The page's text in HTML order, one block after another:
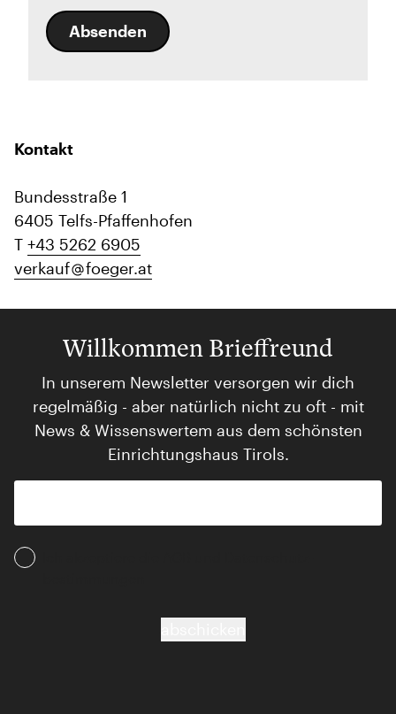
Absenden
Kontakt
Bundesstraße 1
6405 Telfs-Pfaffenhofen
T +43 5262 6905
verkauf
foeger.at
Willkommen Brieffreund
In unserem Newsletter versorgen wir dich
regelmäßig - aber natürlich nicht zu oft - mit
News & Wissenswertem aus dem schönsten
Einrichtungshaus Tirols.